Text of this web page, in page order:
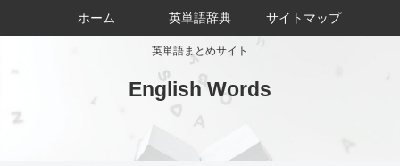
英単語まとめサイト
English Words
ホーム 英単語辞典 サイトマップ